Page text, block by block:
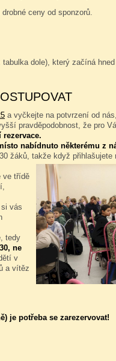
ceny od sponzorů.
dole), který začíná
a vyčkejte na potvrzení od
pravděpodobnost, že pro
nabídnuto některému z
žáků, takže když
ve třídě
vás
tedy
ne
v
a vítěz
je potřeba se zarezervovat!